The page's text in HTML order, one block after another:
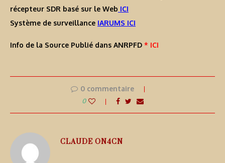
récepteur SDR basé sur le Web ICI
Système de surveillance IARUMS ICI
Info de la Source Publié dans ANRPFD * ICI
0 commentaire
0
CLAUDE ON4CN